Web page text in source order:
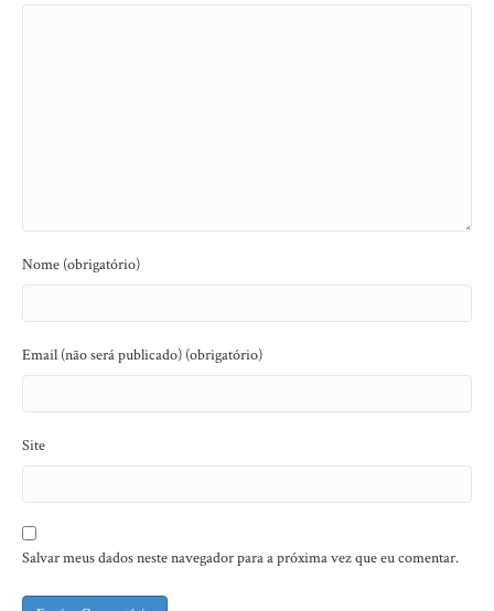
Nome (obrigatório)
Email (não será publicado) (obrigatório)
Site
Salvar meus dados neste navegador para a próxima vez que eu comentar.